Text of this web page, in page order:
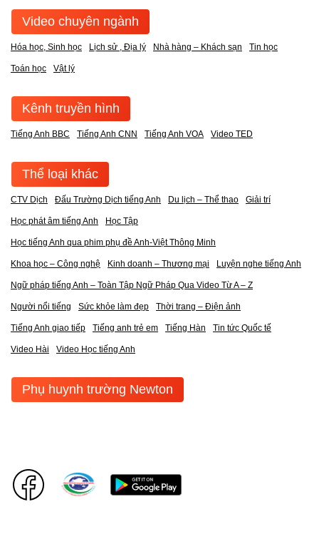
Video chuyên ngành
Hóa học, Sinh học Lịch sử , Địa lý Nhà hàng – Khách sạn Tin học
Toán học Vật lý
Kênh truyền hình
Tiếng Anh BBC Tiếng Anh CNN Tiếng Anh VOA Video TED
Thể loại khác
CTV Dịch Đấu Trường Dịch tiếng Anh Du lịch – Thể thao Giải trí
Học phát âm tiếng Anh Học Tập
Học tiếng Anh qua phim phụ đề Anh-Việt Thông Minh
Khoa học – Công nghệ Kinh doanh – Thương mại Luyện nghe tiếng Anh
Ngữ pháp tiếng Anh – Toàn Tập Ngữ Pháp Qua Video Từ A – Z
Người nổi tiếng Sức khỏe làm đẹp Thời trang – Điện ảnh
Tiếng Anh giao tiếp Tiếng anh trẻ em Tiếng Hàn Tin tức Quốc tế
Video Hài Video Học tiếng Anh
Phụ huynh trường Newton